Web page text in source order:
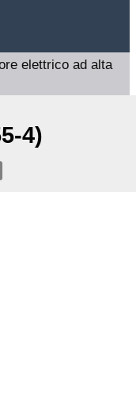
elettrico ad alta
4)